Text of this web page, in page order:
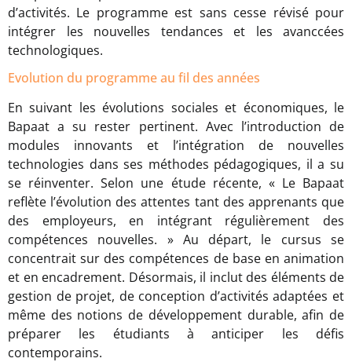
d’activités. Le programme est sans cesse révisé pour
intégrer les nouvelles tendances et les avanccées
technologiques.
Evolution du programme au fil des années
En suivant les évolutions sociales et économiques, le
Bapaat a su rester pertinent. Avec l’introduction de
modules innovants et l’intégration de nouvelles
technologies dans ses méthodes pédagogiques, il a su
se réinventer. Selon une étude récente, « Le Bapaat
reflète l’évolution des attentes tant des apprenants que
des employeurs, en intégrant régulièrement des
compétences nouvelles. » Au départ, le cursus se
concentrait sur des compétences de base en animation
et en encadrement. Désormais, il inclut des éléments de
gestion de projet, de conception d’activités adaptées et
même des notions de développement durable, afin de
préparer les étudiants à anticiper les défis
contemporains.